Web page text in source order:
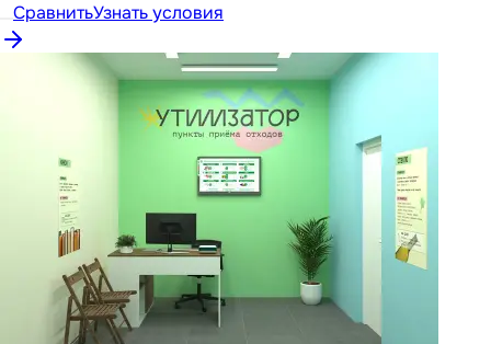
СравнитьУзнать условия